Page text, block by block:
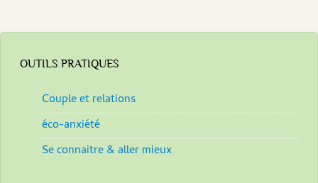
OUTILS PRATIQUES
Couple et relations
éco-anxiété
Se connaitre & aller mieux